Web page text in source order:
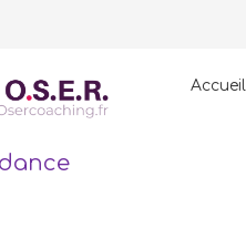
Accueil